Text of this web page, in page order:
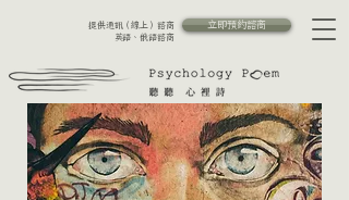
提供通訊（線上）諮商
英語、俄語諮商
立即預約諮商